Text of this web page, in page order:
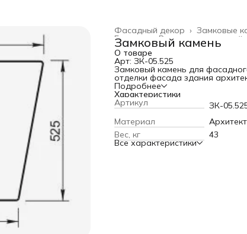
Замковые
Фасадный декор ›
Весь архитектурный
Главная ›
Замковый камень
О товаре
Арт: ЗК-05.525
Замковый камень для
отделки фасада здания
Высота: 525 мм
Ширина: 465 мм
Вылет от стены: 100 мм
Вес: 43 кг
Подробнее
Характеристики
Артикул
ЗК-
Материал
Вес, кг
43
Все характеристики